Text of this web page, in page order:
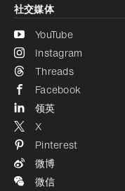
社交媒体
YouTube
Instagram
Threads
Facebook
领英
X
Pinterest
微博
微信